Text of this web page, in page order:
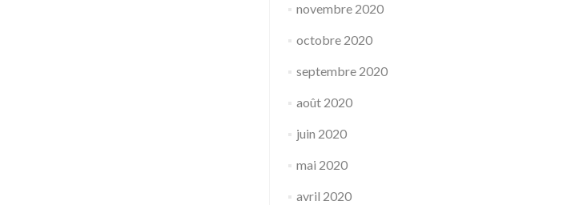
novembre 2020
octobre 2020
septembre 2020
août 2020
juin 2020
mai 2020
avril 2020